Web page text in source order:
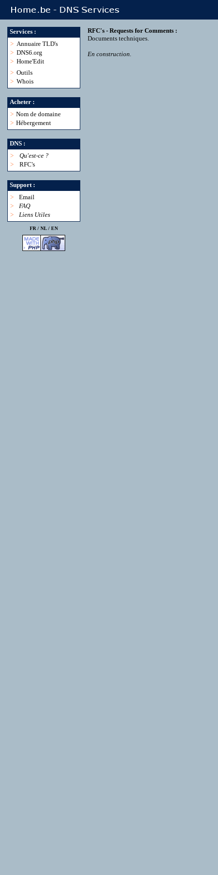
Services :
> Annuaire TLD's
> DNS6.org
> Home'Edit
> Outils
> Whois
Acheter :
> Nom de domaine
> Hébergement
DNS :
>
Qu'est-ce ?
>
RFC's
Support :
>
Email
>
FAQ
>
Liens Utiles
FR / NL/ EN
RFC's - Requests for Comments :
Documents techniques.
En construction.